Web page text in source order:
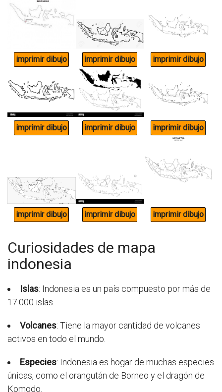
Curiosidades de mapa
indonesia
Islas: Indonesia es un país compuesto por más de
17.000 islas.
Volcanes: Tiene la mayor cantidad de volcanes
activos en todo el mundo.
Especies: Indonesia es hogar de muchas especies
únicas, como el orangután de Borneo y el dragón de
Komodo.